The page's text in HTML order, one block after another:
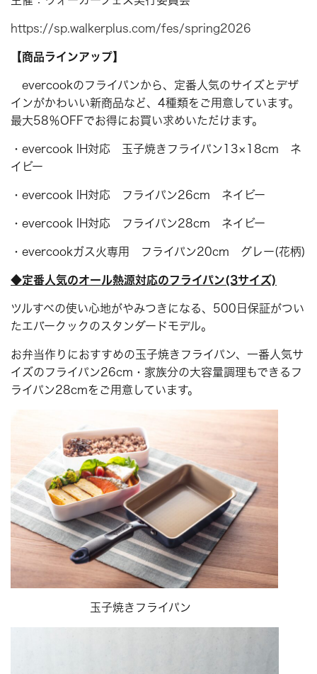
https://sp.walkerplus.com/fes/spring2026
【商品ラインアップ】
evercookのフライパンから、定番人気のサイズとデザ
インがかわいい新商品など、4種類をご用意しています。
最大58％OFFでお得にお買い求めいただけます。
・evercook IH対応 玉子焼きフライパン13×18cm ネ
イビー
・evercook IH対応 フライパン26cm ネイビー
・evercook IH対応 フライパン28cm ネイビー
・evercookガス火専用 フライパン20cm グレー(花柄)
◆定番人気のオール熱源対応のフライパン(3サイズ)
ツルすべの使い心地がやみつきになる、500日保証がつい
たエバークックのスタンダードモデル。
お弁当作りにおすすめの玉子焼きフライパン、一番人気サ
イズのフライパン26cm・家族分の大容量調理もできるフ
ライパン28cmをご用意しています。
玉子焼きフライパン